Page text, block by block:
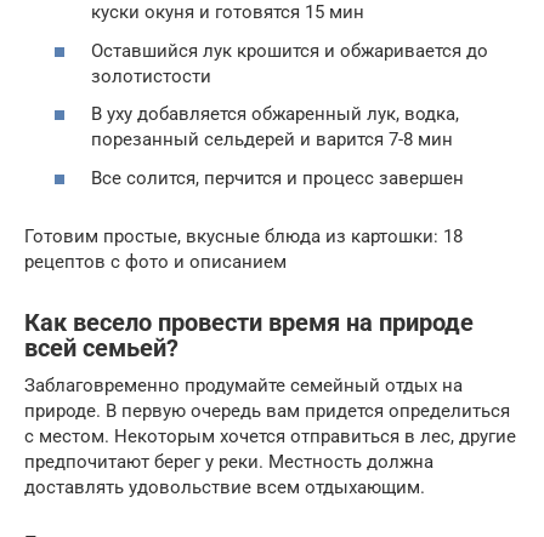
куски окуня и готовятся 15 мин
Оставшийся лук крошится и обжаривается до
золотистости
В уху добавляется обжаренный лук, водка,
порезанный сельдерей и варится 7-8 мин
Все солится, перчится и процесс завершен
Готовим простые, вкусные блюда из картошки: 18
рецептов с фото и описанием
Как весело провести время на природе
всей семьей?
Заблаговременно продумайте семейный отдых на
природе. В первую очередь вам придется определиться
с местом. Некоторым хочется отправиться в лес, другие
предпочитают берег у реки. Местность должна
доставлять удовольствие всем отдыхающим.